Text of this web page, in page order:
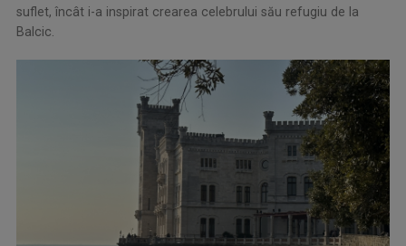
suflet, încât i-a inspirat crearea celebrului său refugiu de la
Balcic.